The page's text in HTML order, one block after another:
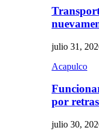
julio 31,
Acapulco
por
julio 30,